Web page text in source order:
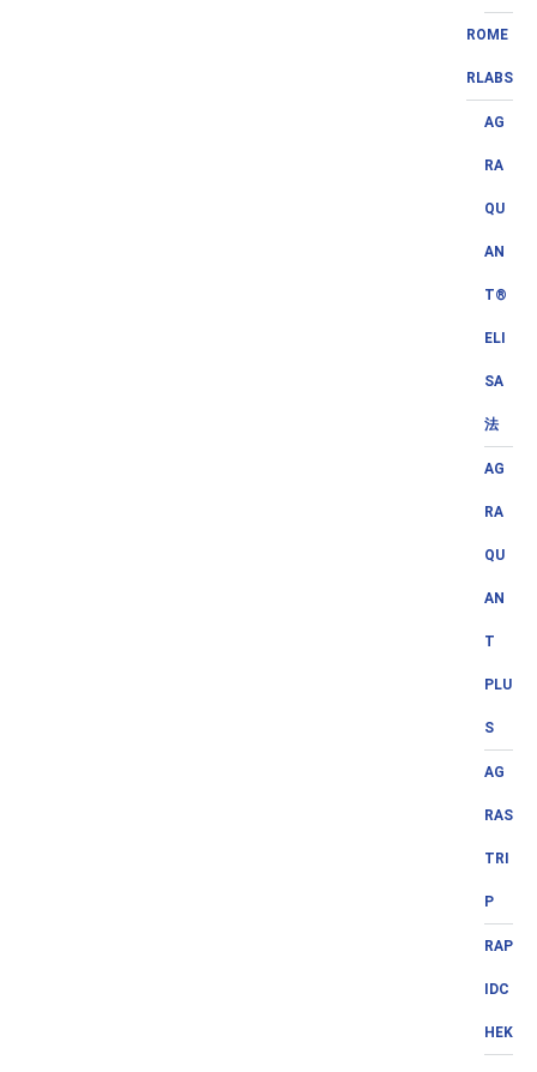
ROME
RLABS
AG
RA
QU
AN
T®
ELI
SA
法
AG
RA
QU
AN
T
PLU
S
AG
RAS
TRI
P
RAP
IDC
HEK